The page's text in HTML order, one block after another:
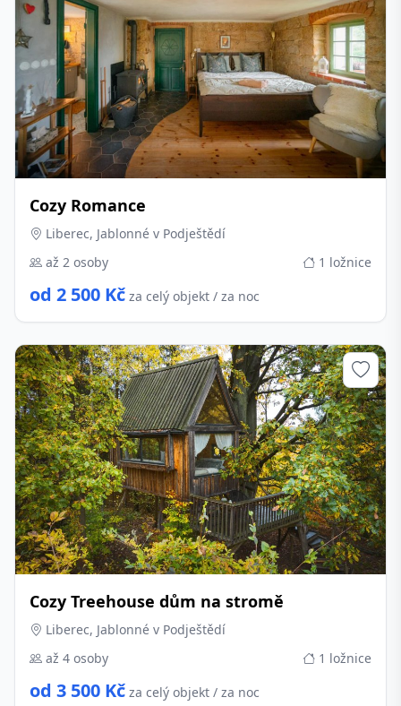
Cozy Romance
Liberec, Jablonné v Podještědí
až 2 osoby
1 ložnice
od 2 500 Kč za celý objekt / za noc
Cozy Treehouse dům na stromě
Liberec, Jablonné v Podještědí
až 4 osoby
1 ložnice
od 3 500 Kč za celý objekt / za noc